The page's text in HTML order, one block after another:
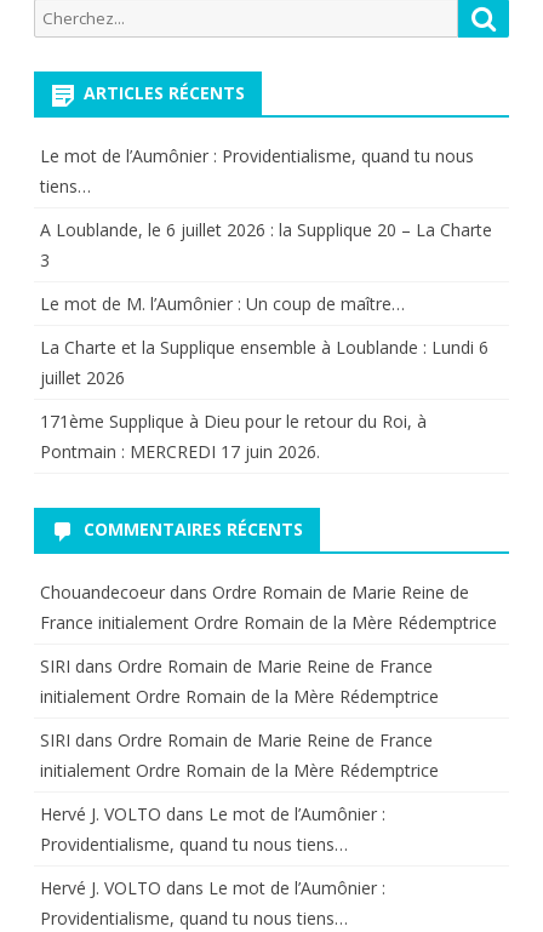
Recherche
pour:
ARTICLES RÉCENTS
Le mot de l’Aumônier : Providentialisme, quand tu nous
tiens…
A Loublande, le 6 juillet 2026 : la Supplique 20 – La Charte
3
Le mot de M. l’Aumônier : Un coup de maître…
La Charte et la Supplique ensemble à Loublande : Lundi 6
juillet 2026
171ème Supplique à Dieu pour le retour du Roi, à
Pontmain : MERCREDI 17 juin 2026.
COMMENTAIRES RÉCENTS
Chouandecoeur dans Ordre Romain de Marie Reine de
France initialement Ordre Romain de la Mère Rédemptrice
SIRI dans Ordre Romain de Marie Reine de France
initialement Ordre Romain de la Mère Rédemptrice
SIRI dans Ordre Romain de Marie Reine de France
initialement Ordre Romain de la Mère Rédemptrice
Hervé J. VOLTO dans Le mot de l’Aumônier :
Providentialisme, quand tu nous tiens…
Hervé J. VOLTO dans Le mot de l’Aumônier :
Providentialisme, quand tu nous tiens…